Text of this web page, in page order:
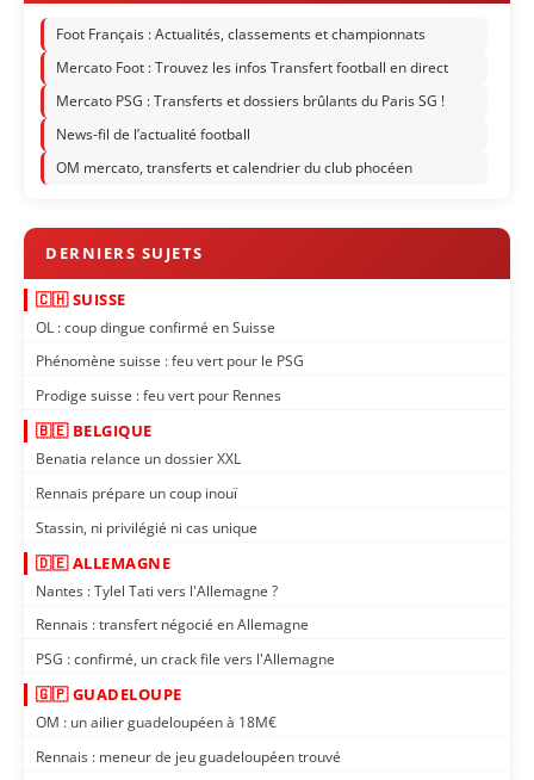
Foot Français : Actualités, classements et championnats
Mercato Foot : Trouvez les infos Transfert football en direct
Mercato PSG : Transferts et dossiers brûlants du Paris SG !
News-fil de l’actualité football
OM mercato, transferts et calendrier du club phocéen
🇨🇭 SUISSE
OL : coup dingue confirmé en Suisse
Phénomène suisse : feu vert pour le PSG
Prodige suisse : feu vert pour Rennes
🇧🇪 BELGIQUE
Benatia relance un dossier XXL
Rennais prépare un coup inouï
Stassin, ni privilégié ni cas unique
🇩🇪 ALLEMAGNE
Nantes : Tylel Tati vers l'Allemagne ?
Rennais : transfert négocié en Allemagne
PSG : confirmé, un crack file vers l'Allemagne
🇬🇵 GUADELOUPE
OM : un ailier guadeloupéen à 18M€
Rennais : meneur de jeu guadeloupéen trouvé